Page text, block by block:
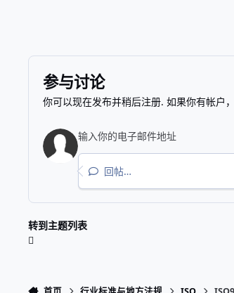
参与讨论
你可以现在发布并稍后注册. 如果你有帐户，
回帖…
转到主题列表